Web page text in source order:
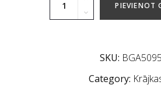
PIEVIENOT
SKU: BGA5095
Category: